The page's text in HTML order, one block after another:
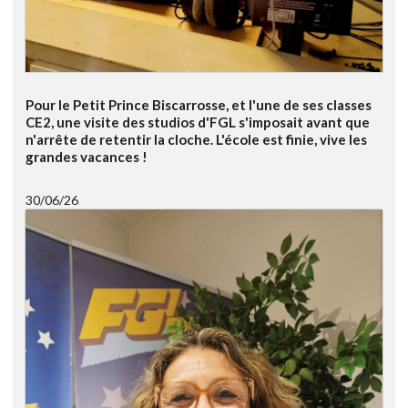
Pour le Petit Prince Biscarrosse, et l'une de ses classes
CE2, une visite des studios d'FGL s'imposait avant que
n'arrête de retentir la cloche. L'école est finie, vive les
grandes vacances !
30/06/26